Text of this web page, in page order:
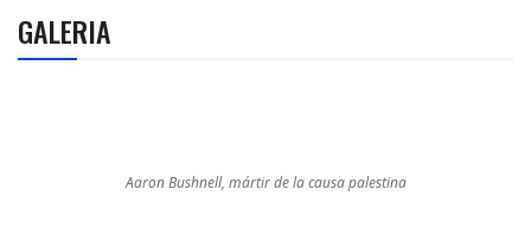
GALERIA
Aaron Bushnell, mártir de la causa palestina